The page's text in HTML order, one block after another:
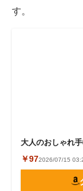
IT製品の技術・
製造業のIT導
モノづくり技
電子設計の基本
エネルギーの専
す。
大人のおしゃれ
￥972026/07/15